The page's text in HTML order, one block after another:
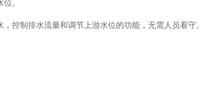
。
制排水流量和调节上游水位的功能，无需人员看守。